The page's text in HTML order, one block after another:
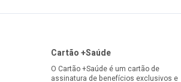
Cartão +Saúde
O Cartão +Saúde é um cartão de
assinatura de benefícios exclusivos e